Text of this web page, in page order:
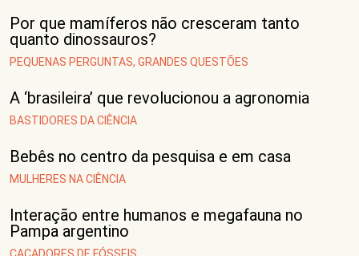
Por que mamíferos não cresceram tanto
quanto dinossauros?
PEQUENAS PERGUNTAS, GRANDES QUESTÕES
A ‘brasileira’ que revolucionou a agronomia
BASTIDORES DA CIÊNCIA
Bebês no centro da pesquisa e em casa
MULHERES NA CIÊNCIA
Interação entre humanos e megafauna no
Pampa argentino